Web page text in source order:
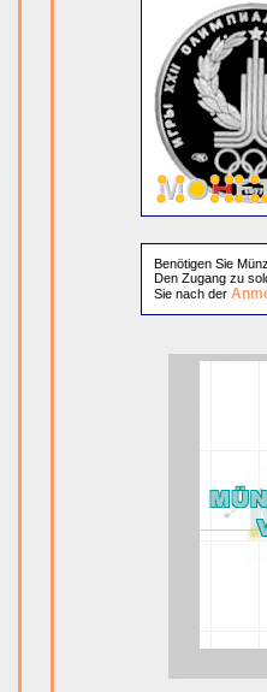
Benötigen Sie
Den Zugang zu
Sie nach der